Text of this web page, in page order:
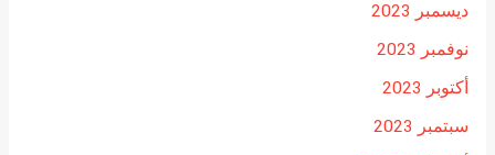
ديسمبر 2023
نوفمبر 2023
أكتوبر 2023
سبتمبر 2023